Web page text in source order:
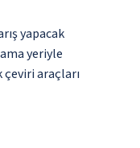
yapacak
yeriyle
araçları